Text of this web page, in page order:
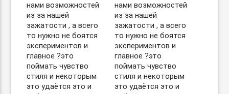
нами возможностей
из за нашей
зажатости , а всего
то нужно не боятся
экспериментов и
главное ?это
поймать чувство
стиля и некоторым
это удаётся это и
нами возможностей
из за нашей
зажатости , а всего
то нужно не боятся
экспериментов и
главное ?это
поймать чувство
стиля и некоторым
это удаётся это и